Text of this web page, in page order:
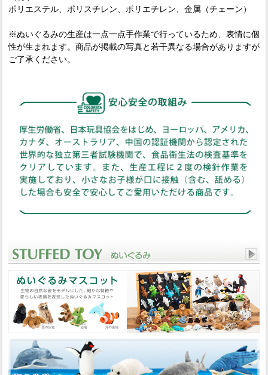
ポリエステル、ポリスチレン、ポリエチレン、金属（チェーン）
※ぬいぐるみの生産は一点一点手作業で行っているため、表情に個
性が生まれます。商品が掲載の写真と若干異なる場合がありますが
ご了承ください。